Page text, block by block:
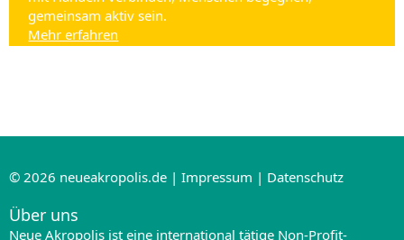
gemeinsam aktiv sein.
Mehr erfahren
© 2026 neueakropolis.de | Impressum | Datenschutz
Über uns
Neue Akropolis ist eine international tätige Non-Profit-